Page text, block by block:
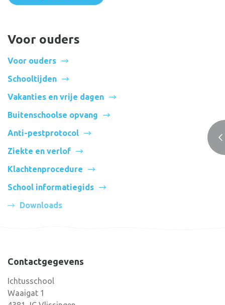
Voor ouders
Voor ouders
Schooltijden
Vakanties en vrije dagen
Buitenschoolse opvang
Anti-pestprotocol
Ziekte en verlof
Klachtenprocedure
School informatiegids
Downloads
Contactgegevens
Ichtusschool
Waaigat 1